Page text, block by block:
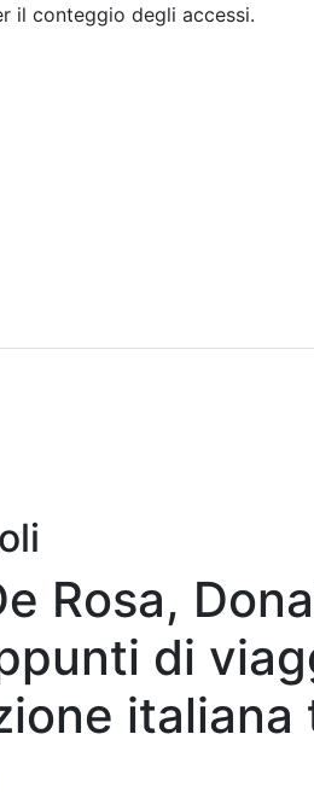
il conteggio degli accessi.
Rosa,
di